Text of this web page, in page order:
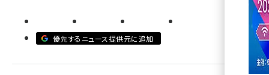
優先するニュース提供元に追加